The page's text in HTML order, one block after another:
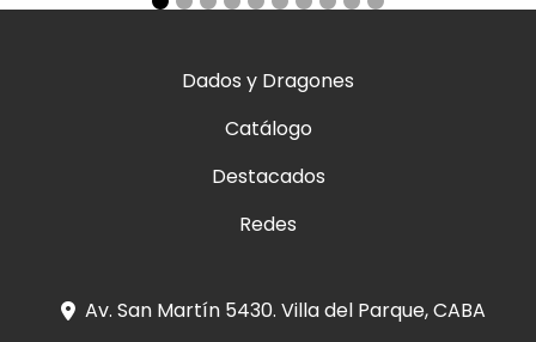
Dados y Dragones
Catálogo
Destacados
Redes
Av. San Martín 5430. Villa del Parque, CABA